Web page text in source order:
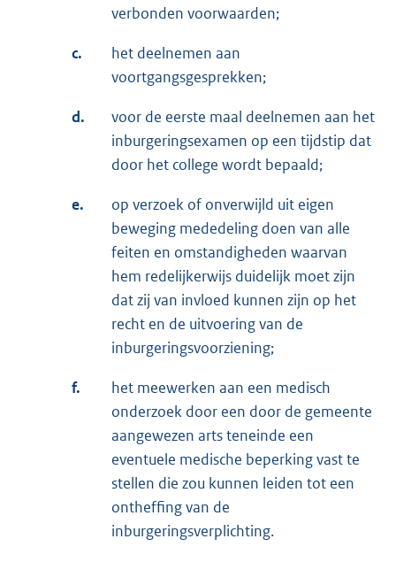
verbonden voorwaarden;
c.
het deelnemen aan
voortgangsgesprekken;
d.
voor de eerste maal deelnemen aan het
inburgeringsexamen op een tijdstip dat
door het college wordt bepaald;
e.
op verzoek of onverwijld uit eigen
beweging mededeling doen van alle
feiten en omstandigheden waarvan
hem redelijkerwijs duidelijk moet zijn
dat zij van invloed kunnen zijn op het
recht en de uitvoering van de
inburgeringsvoorziening;
f.
het meewerken aan een medisch
onderzoek door een door de gemeente
aangewezen arts teneinde een
eventuele medische beperking vast te
stellen die zou kunnen leiden tot een
ontheffing van de
inburgeringsverplichting.